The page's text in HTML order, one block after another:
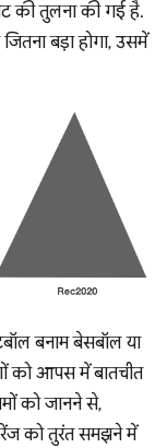
की तुलना की गई है.
बड़ा होगा, उसमें
बनाम बेसबॉल या
को आपस में बातचीत
को जानने से,
को तुरंत समझने में